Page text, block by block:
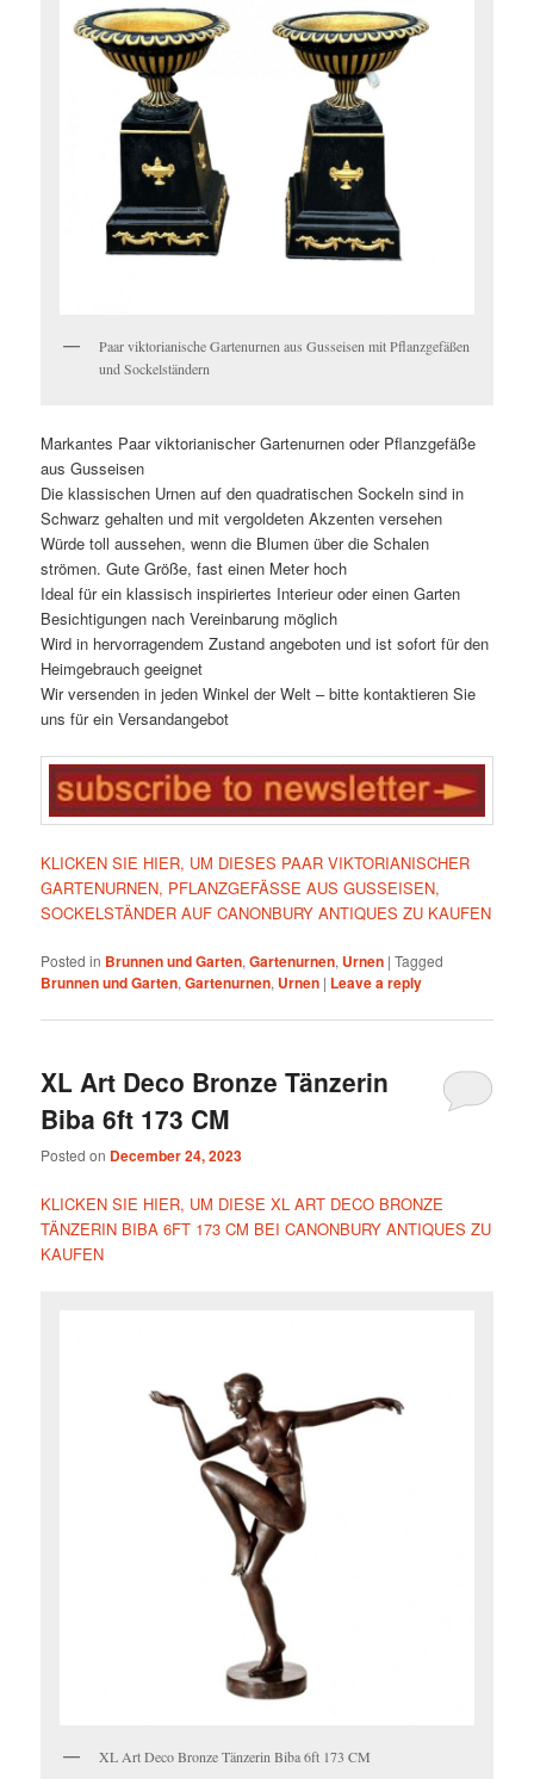
Paar viktorianische Gartenurnen aus Gusseisen mit Pflanzgefäßen
und Sockelständern
Markantes Paar viktorianischer Gartenurnen oder Pflanzgefäße
aus Gusseisen
Die klassischen Urnen auf den quadratischen Sockeln sind in
Schwarz gehalten und mit vergoldeten Akzenten versehen
Würde toll aussehen, wenn die Blumen über die Schalen
strömen. Gute Größe, fast einen Meter hoch
Ideal für ein klassisch inspiriertes Interieur oder einen Garten
Besichtigungen nach Vereinbarung möglich
Wird in hervorragendem Zustand angeboten und ist sofort für den
Heimgebrauch geeignet
Wir versenden in jeden Winkel der Welt – bitte kontaktieren Sie
uns für ein Versandangebot
KLICKEN SIE HIER, UM DIESES PAAR VIKTORIANISCHER
GARTENURNEN, PFLANZGEFÄSSE AUS GUSSEISEN,
SOCKELSTÄNDER AUF CANONBURY ANTIQUES ZU KAUFEN
Posted in Brunnen und Garten,Gartenurnen, Urnen |Tagged
Brunnen und Garten,Gartenurnen, Urnen | Leave a reply
XL Art Deco Bronze Tänzerin
Biba 6ft 173 CM
Posted on December 24, 2023
KLICKEN SIE HIER, UM DIESE XL ART DECO BRONZE
TÄNZERIN BIBA 6FT 173 CM BEI CANONBURY ANTIQUES ZU
KAUFEN
XL Art Deco Bronze Tänzerin Biba 6ft 173 CM